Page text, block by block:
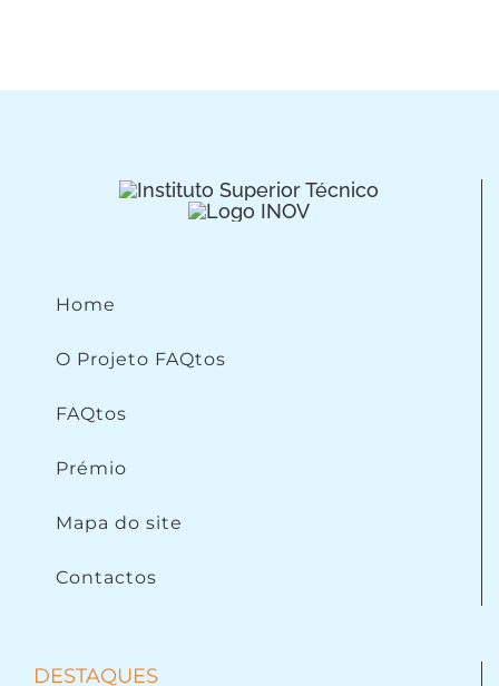
Home
O Projeto FAQtos
FAQtos
Prémio
Mapa do site
Contactos
DESTAQUES